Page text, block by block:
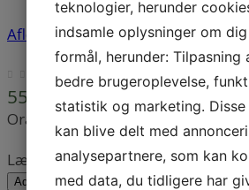
Afløbs Rør Orange 110 mm 100 cm
55,00 DKK
Orange afløbsrør / kloakrør
Længde: 100cm
Add to Cart
teknologier, herunder
indsamle oplysninger om
formål, herunder: Tilpasning
bedre brugeroplevelse,
statistik og marketing.
kan blive delt med
analysepartnere, som kan
med data, du tidligere har